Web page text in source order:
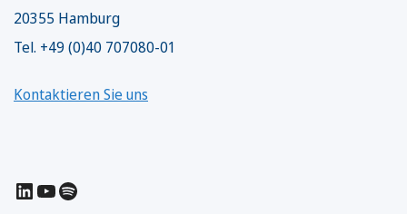
20355 Hamburg
Tel. +49 (0)40 707080-01
Kontaktieren Sie uns
LinkedIn
YouTube
Spotify